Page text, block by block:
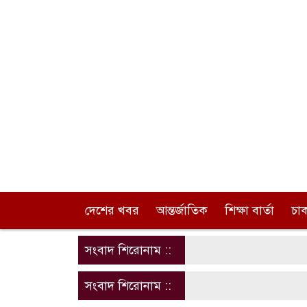
দেশের খবর আন্তর্জাতিক শিক্ষা বার্তা
সংবাদ শিরোনাম ::
সংবাদ শিরোনাম ::